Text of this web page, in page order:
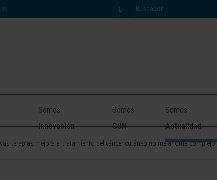
Somos
Innovación
Somos
CUN
Somos
Actualidad
terapias mejora el tratamiento del cáncer cutáneo no melanoma complejo